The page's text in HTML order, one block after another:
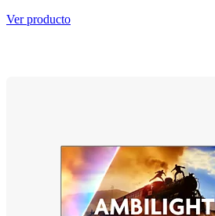
Ver producto